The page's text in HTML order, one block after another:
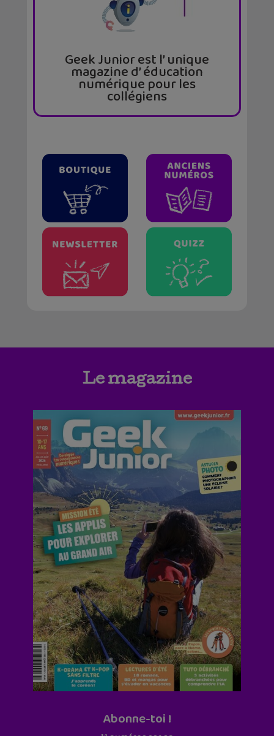
Geek Junior est l’ unique
magazine d’ éducation
numérique pour les
collégiens
Le magazine
Abonne-toi !